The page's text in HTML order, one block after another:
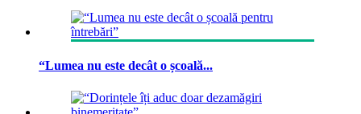
“Lumea nu este decât o școală...